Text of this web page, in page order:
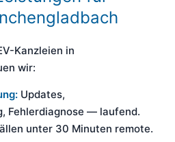
Kanzleien in
wir:
Updates,
Fehlerdiagnose — laufend.
unter 30 Minuten remote.